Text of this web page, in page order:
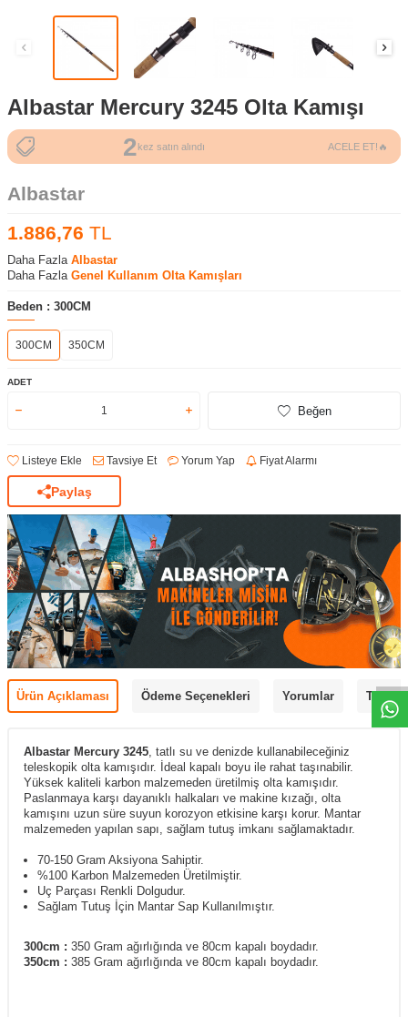
Albastar Mercury 3245 Olta Kamışı
2 kez satın alındı
5kez sepete eklendi ACELE ET!🔥
Albastar
1.886,76 TL
Daha Fazla Albastar
Daha Fazla Genel Kullanım Olta Kamışları
Beden : 300CM
300CM 350CM
ADET
Beğen
Listeye Ekle Tavsiye Et Yorum Yap Fiyat Alarmı
Paylaş
Ürün Açıklaması Ödeme Seçenekleri Yorumlar
Albastar Mercury 3245 , tatlı su ve denizde kullanabileceğiniz
teleskopik olta kamışıdır. İdeal kapalı boyu ile rahat taşınabilir.
Yüksek kaliteli karbon malzemeden üretilmiş olta kamışıdır.
Paslanmaya karşı dayanıklı halkaları ve makine kızağı, olta
kamışını uzun süre suyun korozyon etkisine karşı korur. Mantar
malzemeden yapılan sapı, sağlam tutuş imkanı sağlamaktadır.
70-150 Gram Aksiyona Sahiptir.
%100 Karbon Malzemeden Üretilmiştir.
Uç Parçası Renkli Dolgudur.
Sağlam Tutuş İçin Mantar Sap Kullanılmıştır.
300cm : 350 Gram ağırlığında ve 80cm kapalı boydadır.
350cm : 385 Gram ağırlığında ve 80cm kapalı boydadır.